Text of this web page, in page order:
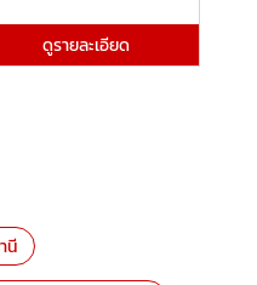
ดูรายละเอียด
นี